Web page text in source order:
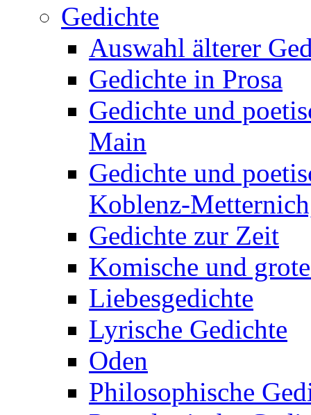
Gedichte
Auswahl älterer
Gedichte in Prosa
Gedichte und
Main
Gedichte und
Koblenz-
Gedichte zur Zeit
Komische und
Liebesgedichte
Lyrische Gedichte
Oden
Philosophische